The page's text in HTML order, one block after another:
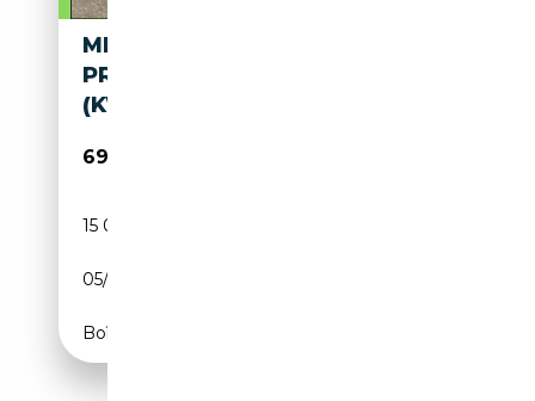
MERCEDES-BENZ EQE 53
PREMIUM PLUS 4MATIC
(KW185 / CV626)
69 900€
15 000 km
05/2024
Boîte automatique